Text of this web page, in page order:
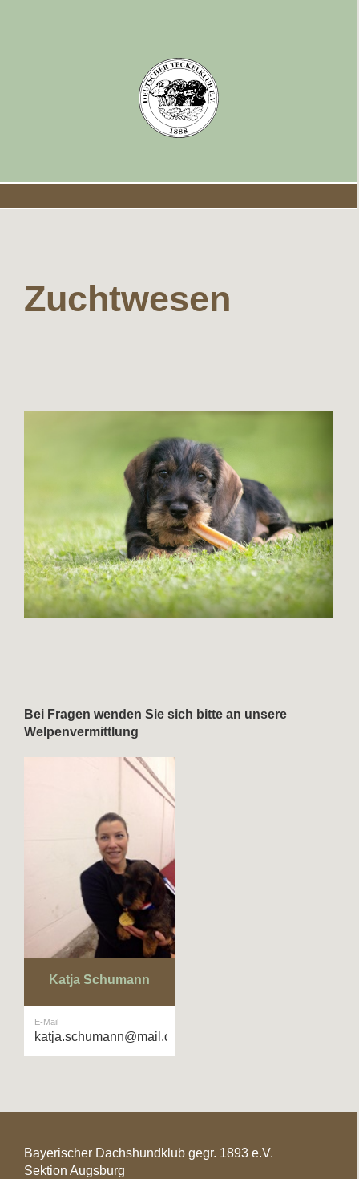
Zuchtwesen
Bei Fragen wenden Sie sich bitte an unsere
Welpenvermittlung
Katja Schumann
E-Mail
katja.schumann@mail.de
Bayerischer Dachshundklub gegr. 1893 e.V.
Sektion Augsburg